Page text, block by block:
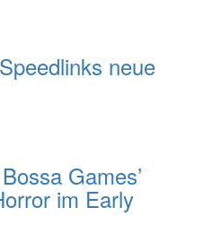
neue
Games’
im Early